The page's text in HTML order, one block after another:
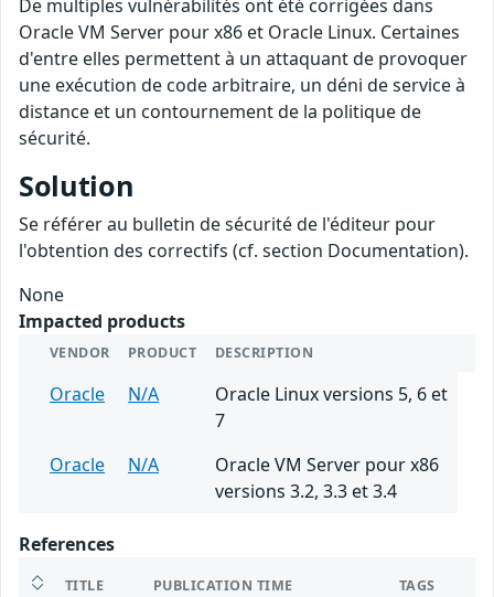
De multiples vulnérabilités ont été corrigées dans
Oracle VM Server pour x86 et Oracle Linux. Certaines
d'entre elles permettent à un attaquant de provoquer
une exécution de code arbitraire, un déni de service à
distance et un contournement de la politique de
sécurité.
Solution
Se référer au bulletin de sécurité de l'éditeur pour
l'obtention des correctifs (cf. section Documentation).
None
Impacted products
VENDOR PRODUCT DESCRIPTION
Oracle N/A
Oracle Linux versions 5, 6 et
7
Oracle
N/A
Oracle VM Server pour x86
versions 3.2, 3.3 et 3.4
References
TITLE PUBLICATION TIME TAGS